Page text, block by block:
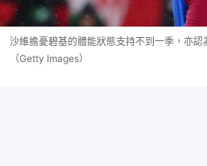
沙維擔憂碧基的體能狀態支持不到一季，亦認
（Getty Images）